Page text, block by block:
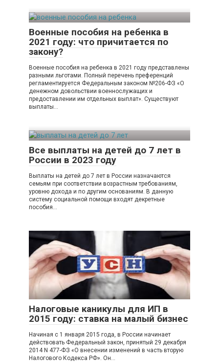
Военные пособия на ребенка в
2021 году: что причитается по
закону?
Военные пособия на ребенка в 2021 году представлены
разными льготами. Полный перечень преференций
регламентируется Федеральным законом №206-ФЗ «О
денежном довольствии военнослужащих и
предоставлении им отдельных выплат». Существуют
выплаты…
Все выплаты на детей до 7 лет в
России в 2023 году
Выплаты на детей до 7 лет в России назначаются
семьям при соответствии возрастным требованиям,
уровню дохода и по другим основаниям. В данную
систему социальной помощи входят декретные
пособия…
Налоговые каникулы для ИП в
2015 году: ставка на малый бизнес
Начиная с 1 января 2015 года, в России начинает
действовать Федеральный закон, принятый 29 декабря
2014 N 477-ФЗ «О внесении изменений в часть вторую
Налогового Кодекса РФ». Он…